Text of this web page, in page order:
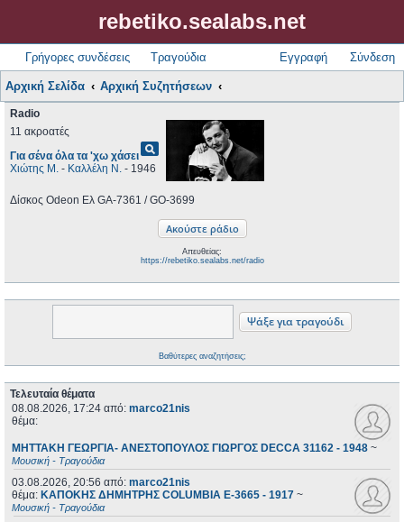
rebetiko.sealabs.net
Γρήγορες συνδέσεις Τραγούδια Σύνδεση
Εγγραφή
Αρχική Σελίδα Αρχική Συζητήσεων
Radio
11 ακροατές
Για σένα όλα τα 'χω χάσειpageview
Χιώτης Μ. - Καλλέλη Ν. - 1946
Δίσκος Odeon Ελ GA-7361 / GO-3699
Απευθείας:
https://rebetiko.sealabs.net/radio
Βαθύτερες αναζητήσεις;
Τελευταία θέματα
08.08.2026, 17:24 από: marco21nis
θέμα:
ΜΗΤΤΑΚΗ ΓΕΩΡΓΙΑ- ΑΝΕΣΤΟΠΟΥΛΟΣ ΓΙΩΡΓΟΣ DECCA 31162 - 1948 ~
Μουσική - Τραγούδια
03.08.2026, 20:56 από: marco21nis
θέμα: ΚΑΠΟΚΗΣ ΔΗΜΗΤΡΗΣ COLUMBIA E-3665 - 1917 ~
Μουσική - Τραγούδια